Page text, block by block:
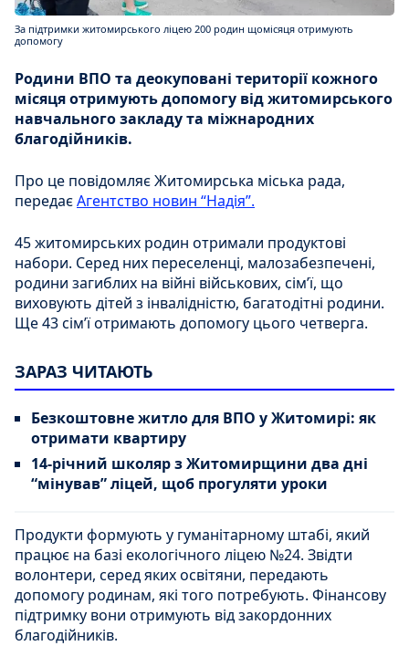
За підтримки житомирського ліцею 200 родин щомісяця отримують
допомогу
Родини ВПО та деокуповані території кожного
місяця отримують допомогу від житомирського
навчального закладу та міжнародних
благодійників.
Про це повідомляє Житомирська міська рада,
передаєАгентство новин “Надія”.
45 житомирських родин отримали продуктові
набори. Серед них переселенці, малозабезпечені,
родини загиблих на війні військових, сім’ї, що
виховують дітей з інвалідністю, багатодітні родини.
Ще 43 сім’ї отримають допомогу цього четверга.
ЗАРАЗ ЧИТАЮТЬ
Безкоштовне житло для ВПО у Житомирі: як
отримати квартиру
14-річний школяр з Житомирщини два дні
“мінував” ліцей, щоб прогуляти уроки
Продукти формують у гуманітарному штабі, який
працює на базі екологічного ліцею №24. Звідти
волонтери, серед яких освітяни, передають
допомогу родинам, які того потребують. Фінансову
підтримку вони отримують від закордонних
благодійників.